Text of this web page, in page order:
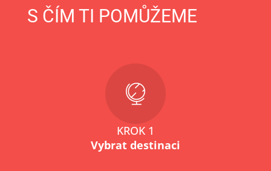
S ČÍM TI POMŮŽEME
KROK 1
Vybrat destinaci